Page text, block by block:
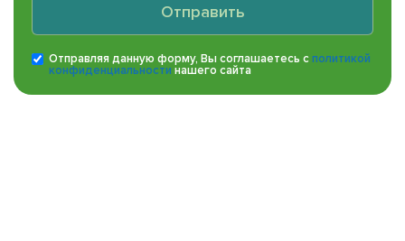
Отправляя данную форму, Вы соглашаетесь сполитикой
конфиденциальности нашего сайта
Отправить